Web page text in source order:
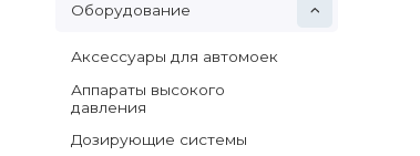
Оборудование
Аксессуары для автомоек
Аппараты высокого
давления
Дозирующие системы